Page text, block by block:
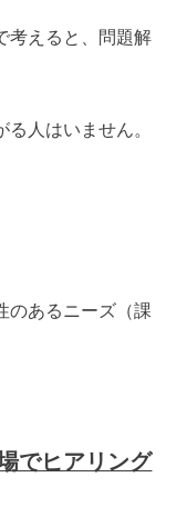
考えると、問題解
人はいません。
のあるニーズ（課
でヒアリング